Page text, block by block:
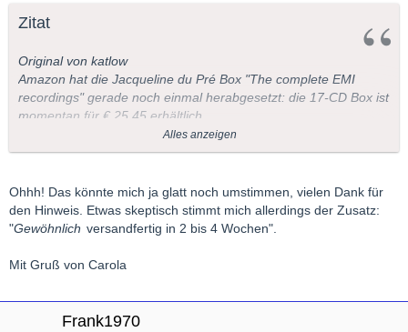
Zitat
Original von katlow
Amazon hat die Jacqueline du Pré Box "The complete EMI
recordings" gerade noch einmal herabgesetzt: die 17-CD Box ist
momentan für € 25.45 erhältlich.
Wenn ich nicht schon die "Introuvables de Jacqueline du Pré"
Sammlung hätte...
Alles anzeigen
Ohhh! Das könnte mich ja glatt noch umstimmen, vielen Dank für
den Hinweis. Etwas skeptisch stimmt mich allerdings der Zusatz:
"Gewöhnlich versandfertig in 2 bis 4 Wochen".
Mit Gruß von Carola
Frank1970